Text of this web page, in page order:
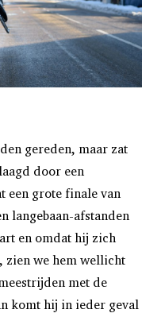
gereden, maar zat
door een
een grote finale van
langebaan-afstanden
en omdat hij zich
we hem wellicht
met de
komt hij in ieder geval